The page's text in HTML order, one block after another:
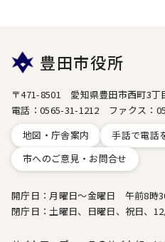
豊田市役所
〒471-8501 愛知県豊田市西町3丁
電話：0565-31-1212 ファクス：
地図・庁舎案内
手話で電話
市へのご意見・お問合せ
開庁日：月曜日～金曜日 午前8時
閉庁日：土曜日、日曜日、祝日、